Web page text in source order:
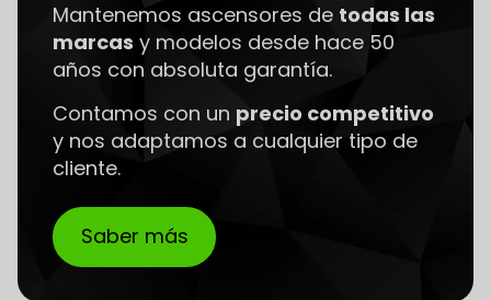
Mantenemos ascensores de todas las
marcas y modelos desde hace 50
años con absoluta garantía.
Contamos con un precio competitivo
y nos adaptamos a cualquier tipo de
cliente.
Saber más